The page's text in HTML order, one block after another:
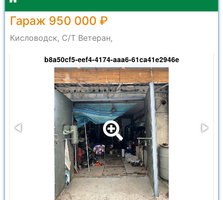
Гараж 950 000 ₽
Кисловодск, С/Т Ветеран,
b8a50cf5-eef4-4174-aaa6-61ca41e2946e